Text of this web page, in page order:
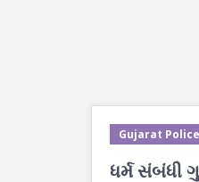
Gujarat
ધર્મ સંબંધી